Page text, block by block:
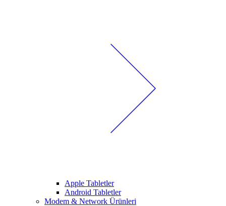
Apple Tabletler
Android Tabletler
Modem & Network Ürünleri